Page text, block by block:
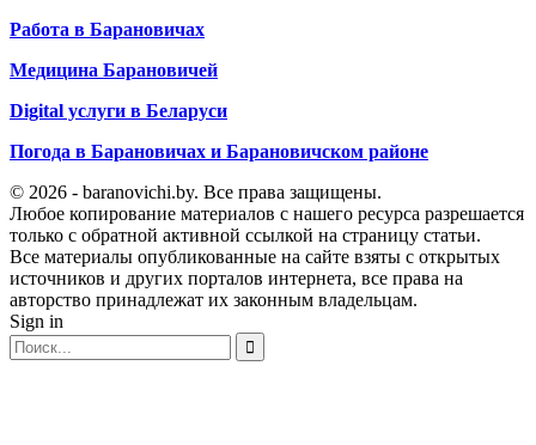
Работа в Барановичах
Медицина Барановичей
Digital услуги в Беларуси
Погода в Барановичах и Барановичском районе
© 2026 - baranovichi.by. Все права защищены.
Любое копирование материалов с нашего ресурса разрешается
только с обратной активной ссылкой на страницу статьи.
Все материалы опубликованные на сайте взяты с открытых
источников и других порталов интернета, все права на
авторство принадлежат их законным владельцам.
Sign in